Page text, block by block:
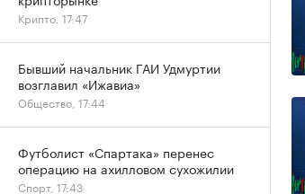
Крипто, 17:47
Бывший начальник ГАИ Удмуртии
возглавил «Ижавиа»
Общество, 17:44
Футболист «Спартака» перенес
операцию на ахилловом сухожилии
Спорт, 17:43